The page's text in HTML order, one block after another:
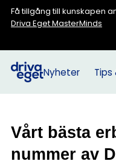
Få tillgång till kunskapen
Driva Eget MasterMinds
Nyheter Tips
Vårt bästa
nummer av